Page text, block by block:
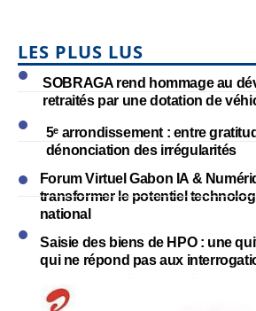
LES PLUS LUS
SOBRAGA rend hommage au
retraités par une dotation de
5ᵉ arrondissement : entre
dénonciation des irrégularités
Forum Virtuel Gabon IA &
transformer le potentiel
national
Saisie des biens de HPO : une
qui ne répond pas aux